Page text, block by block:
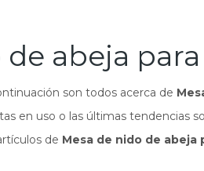
abeja
son todos acerca de
en uso o las últimas tendencias
de Mesa de nido de abeja